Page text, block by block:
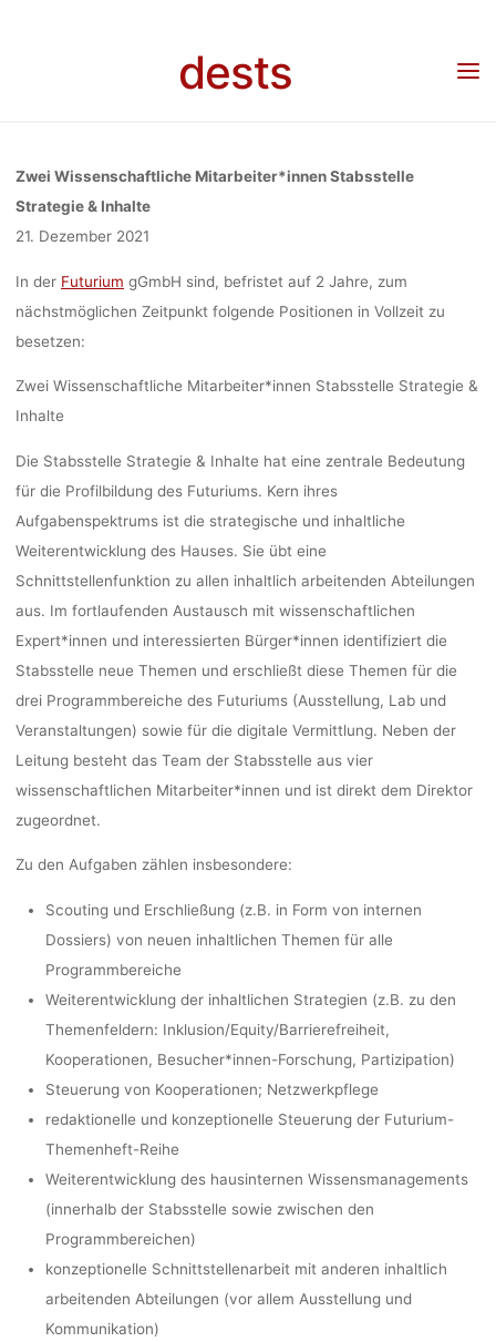
dests
(M/W/D)
INHALTE,
Stellenangebot: Zwei Wissenschaftliche Mitarbeiter*innen
Zwei Wissenschaftliche Mitarbeiter*innen Stabsstelle
Strategie & Inhalte
21. Dezember 2021
In der Futurium gGmbH sind, befristet auf 2 Jahre, zum
nächstmöglichen Zeitpunkt folgende Positionen in Vollzeit zu
besetzen:
Zwei Wissenschaftliche Mitarbeiter*innen Stabsstelle Strategie &
Inhalte
Die Stabsstelle Strategie & Inhalte hat eine zentrale Bedeutung
für die Profilbildung des Futuriums. Kern ihres
Aufgabenspektrums ist die strategische und inhaltliche
Weiterentwicklung des Hauses. Sie übt eine
Schnittstellenfunktion zu allen inhaltlich arbeitenden Abteilungen
aus. Im fortlaufenden Austausch mit wissenschaftlichen
Expert*innen und interessierten Bürger*innen identifiziert die
Stabsstelle neue Themen und erschließt diese Themen für die
drei Programmbereiche des Futuriums (Ausstellung, Lab und
Veranstaltungen) sowie für die digitale Vermittlung. Neben der
Leitung besteht das Team der Stabsstelle aus vier
wissenschaftlichen Mitarbeiter*innen und ist direkt dem Direktor
zugeordnet.
Zu den Aufgaben zählen insbesondere:
Scouting und Erschließung (z.B. in Form von internen
Dossiers) von neuen inhaltlichen Themen für alle
Programmbereiche
Weiterentwicklung der inhaltlichen Strategien (z.B. zu den
Themenfeldern: Inklusion/Equity/Barrierefreiheit,
Kooperationen, Besucher*innen-Forschung, Partizipation)
Steuerung von Kooperationen; Netzwerkpflege
redaktionelle und konzeptionelle Steuerung der Futurium-
Themenheft-Reihe
Weiterentwicklung des hausinternen Wissensmanagements
(innerhalb der Stabsstelle sowie zwischen den
Programmbereichen)
konzeptionelle Schnittstellenarbeit mit anderen inhaltlich
arbeitenden Abteilungen (vor allem Ausstellung und
Kommunikation)